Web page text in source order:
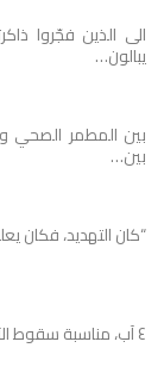
الى الذين فجّروا
يبالون…
بين المطمر الصحي
بين…
“كان التهديد، فكان
٤ آب، مناسبة سقوط الآلهة المتخمة بالتفاهة